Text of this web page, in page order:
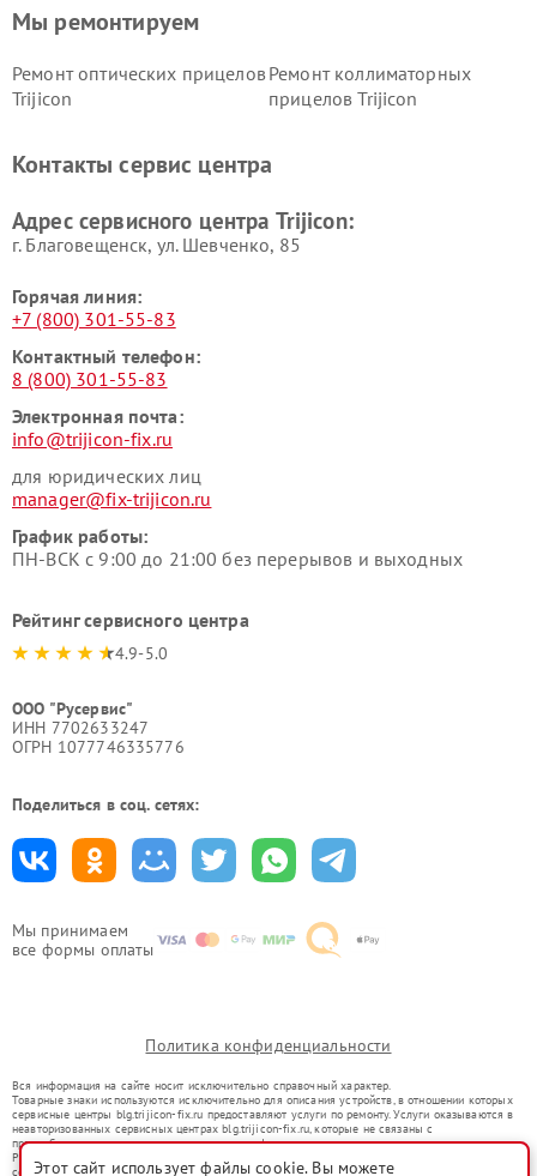
Мы принимаем
все формы оплаты
Мы ремонтируем
Ремонт оптических прицелов
Trijicon
Ремонт коллиматорных
прицелов Trijicon
Контакты сервис центра
Адрес сервисного центра Trijicon:
г. Благовещенск, ул. Шевченко, 85
Горячая линия:
+7 (800) 301-55-83
Контактный телефон:
8 (800) 301-55-83
Электронная почта:
info@trijicon-fix.ru
для юридических лиц
manager@fix-trijicon.ru
График работы:
ПН-ВСК с 9:00 до 21:00 без перерывов и выходных
Рейтинг сервисного центра
4.9-5.0
ООО "Русервис"
ИНН 7702633247
ОГРН 1077746335776
Поделиться в соц. сетях:
Политика конфиденциальности
Вся информация на сайте носит исключительно справочный характер.
Товарные знаки используются исключительно для описания устройств, в отношении которых
сервисные центры blg.trijicon-fix.ru предоставляют услуги по ремонту. Услуги оказываются в
неавторизованных сервисных центрах blg.trijicon-fix.ru, которые не связаны с
правообладателями товарных знаков или их официальными представителями.
Ремонт осуществляется для устройств, уже введенных в гражданский оборот в соответствии
со статьей 1487 ГК РФ.
Этот сайт использует файлы cookie. Вы можете